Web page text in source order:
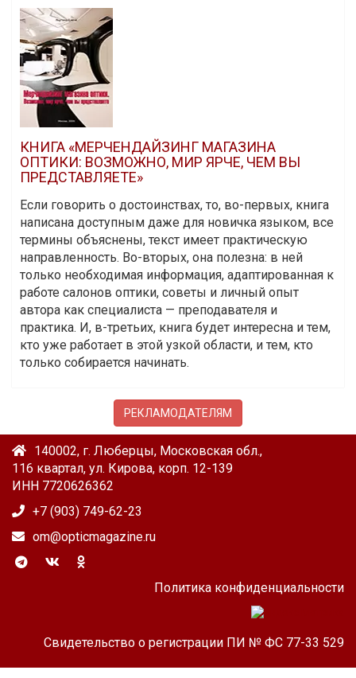
КНИГА «МЕРЧЕНДАЙЗИНГ МАГАЗИНА
ОПТИКИ: ВОЗМОЖНО, МИР ЯРЧЕ, ЧЕМ ВЫ
ПРЕДСТАВЛЯЕТЕ»
Если говорить о достоинствах, то, во-первых, книга
написана доступным даже для новичка языком, все
термины объяснены, текст имеет практическую
направленность. Во-вторых, она полезна: в ней
только необходимая информация, адаптированная к
работе салонов оптики, советы и личный опыт
автора как специалиста — преподавателя и
практика. И, в-третьих, книга будет интересна и тем,
кто уже работает в этой узкой области, и тем, кто
только собирается начинать.
РЕКЛАМОДАТЕЛЯМ
140002, г. Люберцы, Московская обл.,
116 квартал, ул. Кирова, корп. 12-139
ИНН 7720626362
+7 (903) 749-62-23
om@opticmagazine.ru
Политика конфиденциальности
Свидетельство о регистрации ПИ № ФС 77-33 529